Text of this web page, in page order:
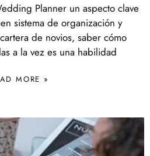
Planner un aspecto clave
sistema de organización y
de novios, saber cómo
a la vez es una habilidad
MORE »